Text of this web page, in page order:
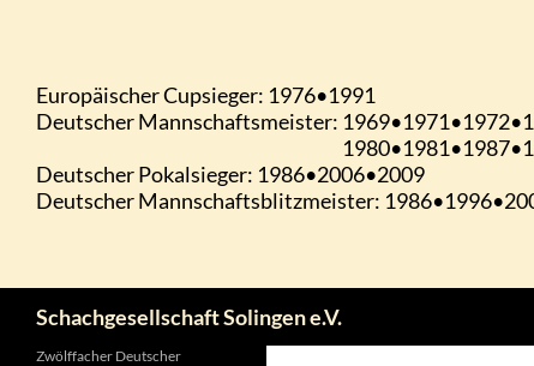
Schachgesellschaft Solingen e.V.
Zwölffacher Deutscher